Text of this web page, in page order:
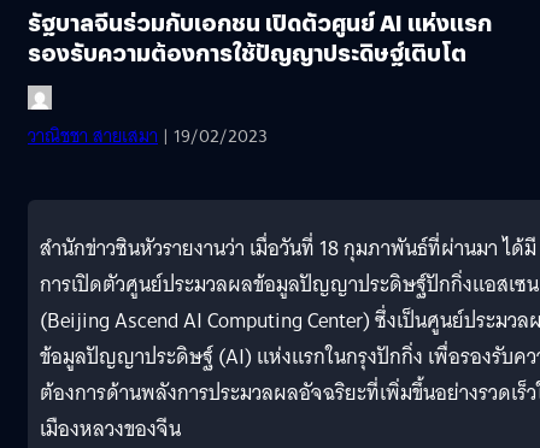
รัฐบาลจีนร่วมกับเอกชน เปิดตัวศูนย์ AI แห่งแรก
รองรับความต้องการใช้ปัญญาประดิษฐ์เติบโต
วาณิชชา สายเสมา | 19/02/2023
สำนักข่าวซินหัวรายงานว่า เมื่อวันที่ 18 กุมภาพันธ์ที่ผ่านมา ได้มี
การเปิดตัวศูนย์ประมวลผลข้อมูลปัญญาประดิษฐ์ปักกิ่งแอสเซ
(Beijing Ascend AI Computing Center) ซึ่งเป็นศูนย์ประมวล
ข้อมูลปัญญาประดิษฐ์ (AI) แห่งแรกในกรุงปักกิ่ง เพื่อรองรับค
ต้องการด้านพลังการประมวลผลอัจฉริยะที่เพิ่มขึ้นอย่างรวดเร็
เมืองหลวงของจีน